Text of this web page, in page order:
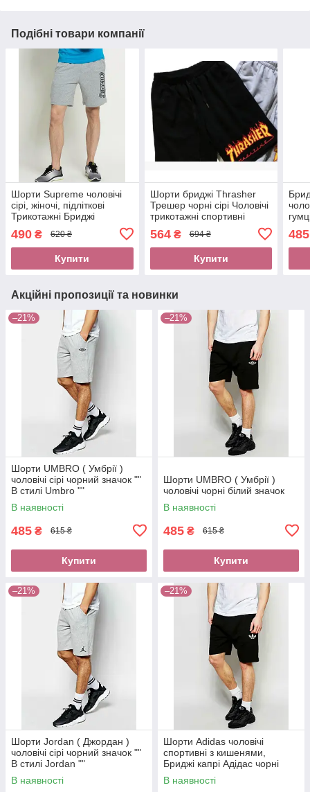
Подібні товари компанії
Шорти Supreme чоловічі
сірі, жіночі, підліткові
Трикотажні Бриджі
Супріме Капрі з принтом
Супрім Супрем хб
490 ₴ 620 ₴
Купити
Шорти бриджі Thrasher
Трешер чорні сірі Чоловічі
трикотажні спортивні
принтом Трешер
564₴ 694 ₴
Купити
485
Акційні пропозиції та новинки
–21%
Шорти UMBRO ( Умбрії )
чоловічі сірі чорний значок ""
В стилі Umbro ""
В наявності
485 ₴ 615 ₴
Купити
–21%
Шорти UMBRO ( Умбрії )
чоловічі чорні білий значок
В наявності
485 ₴ 615 ₴
Купити
–21%
Шорти Jordan ( Джордан )
чоловічі сірі чорний значок ""
В стилі Jordan ""
В наявності
–21%
Шорти Adidas чоловічі
спортивні з кишенями,
Бриджі капрі Адідас чорні
трикотажні біла квітка на
гумці
В наявності